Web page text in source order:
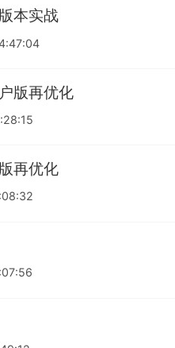
本实战
版再优化
再优化